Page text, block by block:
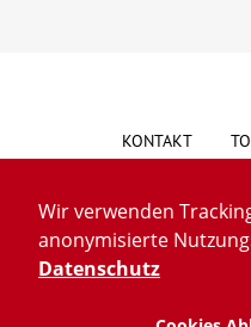
Wir verwenden
anonymisierte
Datenschutz
KONTAKT
HINWEISGEBERSYSTEM
LIEFERKETTENGESETZ